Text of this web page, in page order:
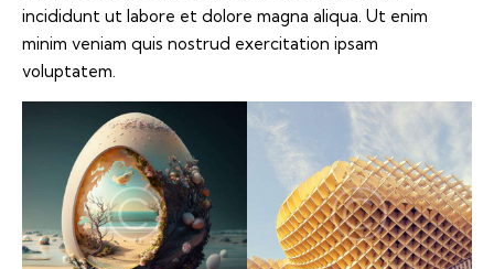
incididunt ut labore et dolore magna aliqua. Ut enim
minim veniam quis nostrud exercitation ipsam
voluptatem.